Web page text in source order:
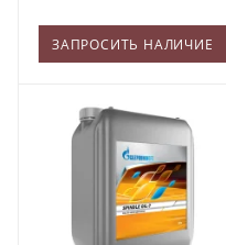
ЗАПРОСИТЬ НАЛИЧИЕ